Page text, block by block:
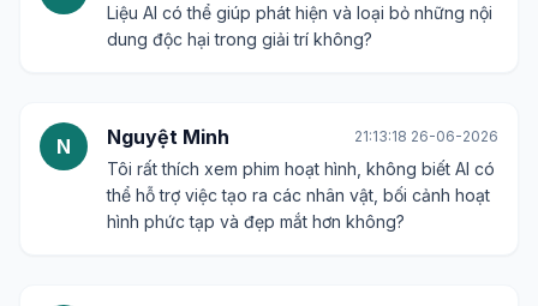
Liệu AI có thể giúp phát hiện và loại bỏ những nội
dung độc hại trong giải trí không?
N Nguyệt Minh 21:13:18 26-06-2026
Tôi rất thích xem phim hoạt hình, không biết AI có
thể hỗ trợ việc tạo ra các nhân vật, bối cảnh hoạt
hình phức tạp và đẹp mắt hơn không?